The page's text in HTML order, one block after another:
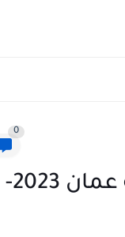
0
اختبار انجليزي للصف الخامس الفصل الأول سلطنة عمان 2023-